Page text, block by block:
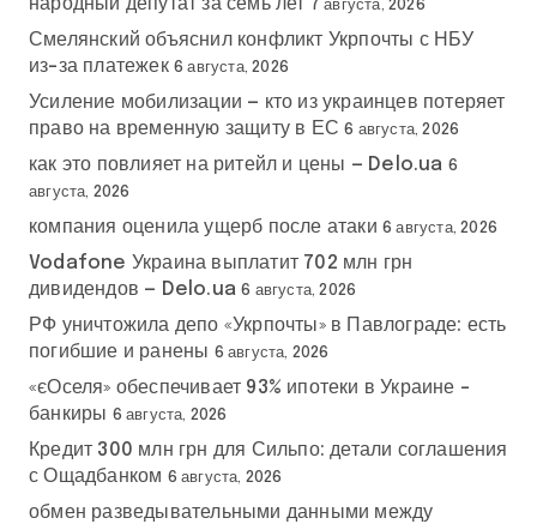
7 августа, 2026
Смелянский объяснил конфликт Укрпочты с НБУ
из-за платежек 6 августа, 2026
Усиление мобилизации — кто из украинцев потеряет
право на временную защиту в ЕС 6 августа, 2026
как это повлияет на ритейл и цены — Delo.ua 6
августа, 2026
компания оценила ущерб после атаки 6 августа, 2026
Vodafone Украина выплатит 702 млн грн
дивидендов — Delo.ua 6 августа, 2026
РФ уничтожила депо «Укрпочты» в Павлограде: есть
погибшие и ранены 6 августа, 2026
«єОселя» обеспечивает 93% ипотеки в Украине –
банкиры 6 августа, 2026
Кредит 300 млн грн для Сильпо: детали соглашения
с Ощадбанком 6 августа, 2026
обмен разведывательными данными между